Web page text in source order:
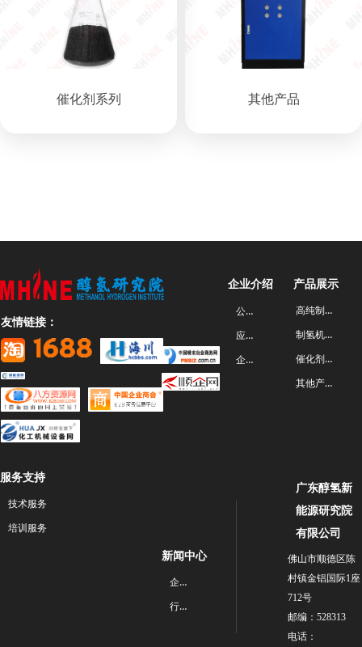
其他产品
催化剂系列
广东醇氢新
能源研究院
有限公司
企业介绍 产品展示
服务支持
新闻中心
高纯制氢机系列
制氢机系列
催化剂系列
其他产品
企业新闻
行业动态
公司简介
应用领域
企业文化
佛山市顺德区陈
村镇金锠国际1座
712号
邮编：528313
电话：
友情链接：
技术服务
培训服务